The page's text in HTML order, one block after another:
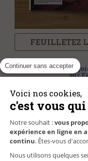
Continuer sans accepter
Voici nos cookies,
c'est vous
Notre souhait :vous
expérience en ligne en
continu. Êtes-vous
Nous utilisons quelques
FEUILLETEZ
sur
GÉREZ VOS